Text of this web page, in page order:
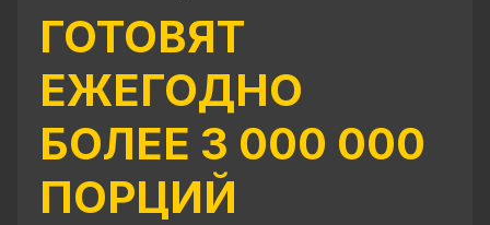
ГОТОВЯТ
ЕЖЕГОДНО
БОЛЕЕ 3 000 000
ПОРЦИЙ